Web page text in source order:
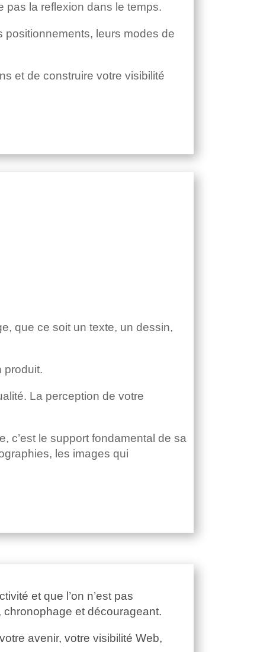
pas la reflexion dans le temps.
positionnements, leurs modes de
et de construire votre visibilité
que ce soit un texte, un dessin,
produit.
La perception de votre
c’est le support fondamental de sa
les images qui
et que l’on n’est pas
chronophage et décourageant.
avenir, votre visibilité Web,